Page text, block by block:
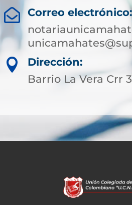

Correo electrónico:

Dirección:
Barrio La Vera Crr